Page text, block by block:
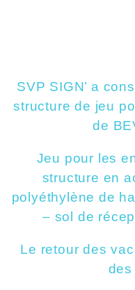
SVP SIGN’ a
structure de jeu
de
Jeu pour les
structure en
polyéthylène de
– sol de
Le retour des